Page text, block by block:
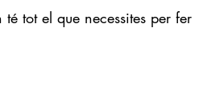
tot el que necessites per fer